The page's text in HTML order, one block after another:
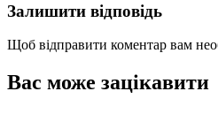
Залишити відповідь
Щоб відправити коментар вам
Вас може зацікавити